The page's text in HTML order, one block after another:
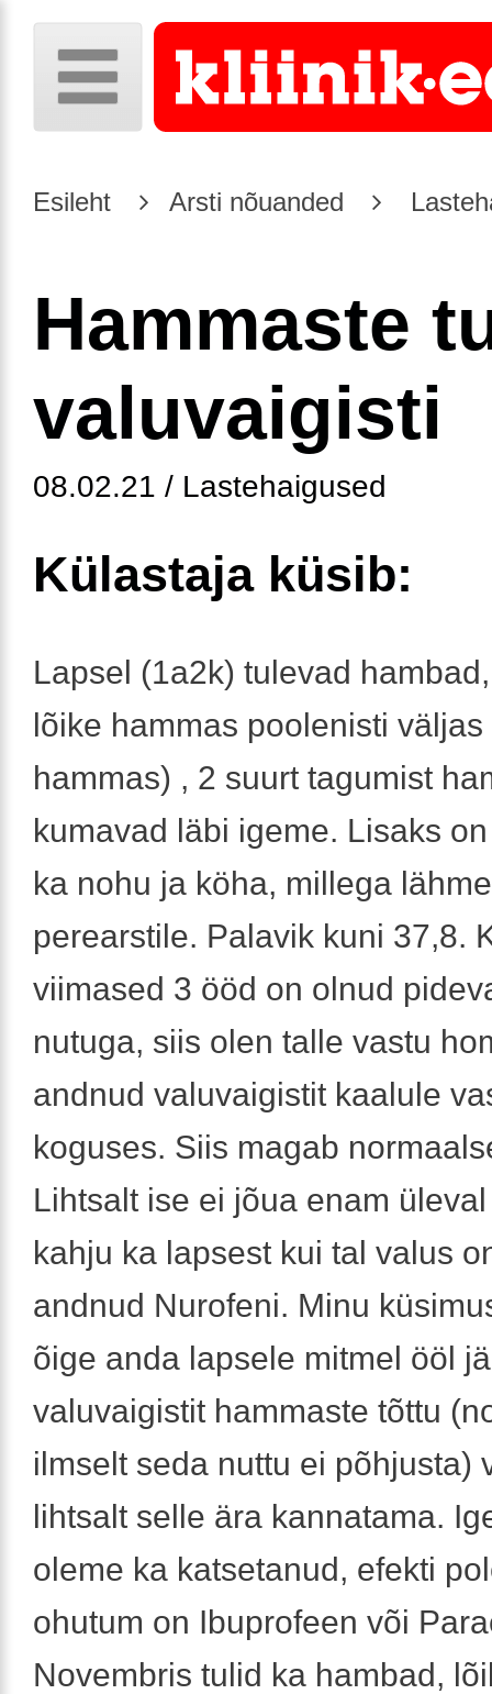
Esileht Arsti nõuanded
Hammaste
valuvaigisti
08.02.21 / Lastehaigused
Külastaja küsib:
Lapsel (1a2k) tulevad
lõike hammas poolenisti väljas
hammas) , 2 suurt tagumist
kumavad läbi igeme. Lisaks
ka nohu ja köha, millega
perearstile. Palavik kuni 37,8.
viimased 3 ööd on olnud
nutuga, siis olen talle vastu
andnud valuvaigistit kaalule
koguses. Siis magab
Lihtsalt ise ei jõua enam
kahju ka lapsest kui tal valus
andnud Nurofeni. Minu
õige anda lapsele mitmel ööl
valuvaigistit hammaste tõttu
ilmselt seda nuttu ei põhjusta)
lihtsalt selle ära kannatama.
oleme ka katsetanud, efekti
ohutum on Ibuprofeen või
Novembris tulid ka hambad,